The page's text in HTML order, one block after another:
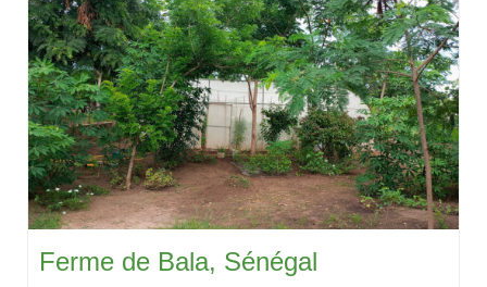
Ferme de Bala, Sénégal